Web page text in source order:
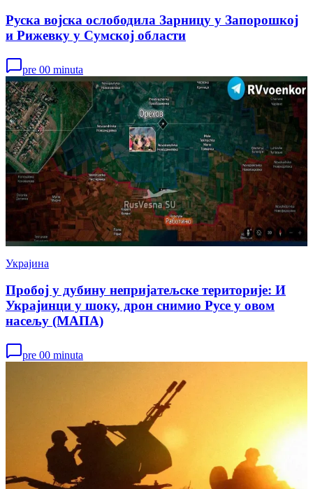
Руска војска ослободила Зарницу у Запорошкој
и Рижевку у Сумској области
pre 00 minuta
Украјина
Пробој у дубину непријатељске територије: И
Украјинци у шоку, дрон снимио Русе у овом
насељу (МАПА)
pre 00 minuta